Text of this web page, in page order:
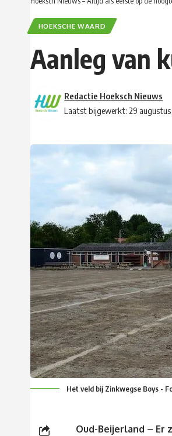
HOEKSCHE WAARD
Aanleg van
Laatst bijgewerkt: 29 augustus
Redactie Hoeksch Nieuws
Het veld bij Zinkwegse Boys -
Oud-Beijerland – Er